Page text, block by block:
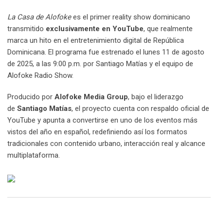
La Casa de Alofokees el primer reality show dominicano
transmitido exclusivamente en YouTube, que realmente
marca un hito en el entretenimiento digital de República
Dominicana. El programa fue estrenado el lunes 11 de agosto
de 2025, a las 9:00 p.m. por Santiago Matías y el equipo de
Alofoke Radio Show.
Producido por Alofoke Media Group, bajo el liderazgo
de Santiago Matías, el proyecto cuenta con respaldo oficial de
YouTube y apunta a convertirse en uno de los eventos más
vistos del año en español, redefiniendo así los formatos
tradicionales con contenido urbano, interacción real y alcance
multiplataforma.